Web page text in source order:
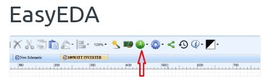
EasyEDA